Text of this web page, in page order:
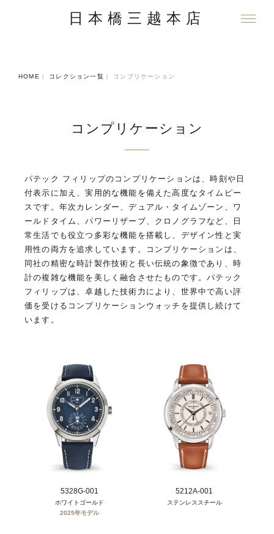
日本橋三越本店
HOME コレクション一覧 コンプリケーション
コンプリケーション
パテック フィリップのコンプリケーションは、時刻や日
付表示に加え、実用的な機能を備えた高度なタイムピー
スです。年次カレンダー、デュアル・タイムゾーン、ワ
ールドタイム、パワーリザーブ、クロノグラフなど、日
常生活でも役立つ多彩な機能を搭載し、デザイン性と実
用性の両方を追求しています。コンプリケーションは、
同社の精密な時計製作技術と長い伝統の象徴であり、時
計の複雑な機能を美しく融合させたものです。パテック
フィリップは、卓越した技術力により、世界中で高い評
価を受けるコンプリケーションウォッチを提供し続けて
います。
5328G-001
ホワイトゴールド
2025年モデル
5212A-001
ステンレススチール